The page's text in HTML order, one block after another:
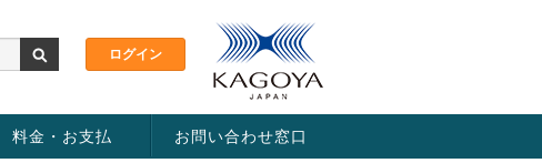
料金・お支払 お問い合わせ窓口